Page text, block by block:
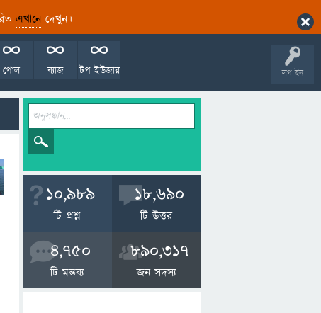
এখানেদেখুন।
লগ ইন
টপ ইউজার
ব্যাজ
পোল
10,989
টি প্রশ্ন
18,690
টি উত্তর
4,750
টি মন্তব্য
890,317
জন সদস্য